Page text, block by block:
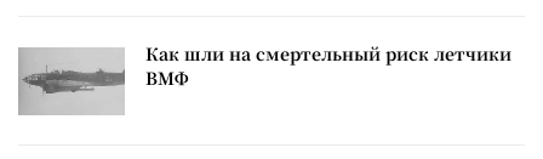
Как шли на смертельный риск летчики
ВМФ